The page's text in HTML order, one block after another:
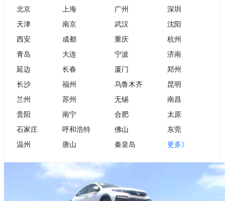
北京 上海 广州
深圳
天津
南京 武汉
沈阳
西安
成都 重庆
杭州
青岛
大连 宁波
济南
延边
长春 厦门
郑州
长沙
福州 乌鲁木齐
昆明
兰州
苏州 无锡
南昌
贵阳
南宁 合肥
太原
石家庄
呼和浩特 佛山
东莞
温州
唐山 秦皇岛 更多》